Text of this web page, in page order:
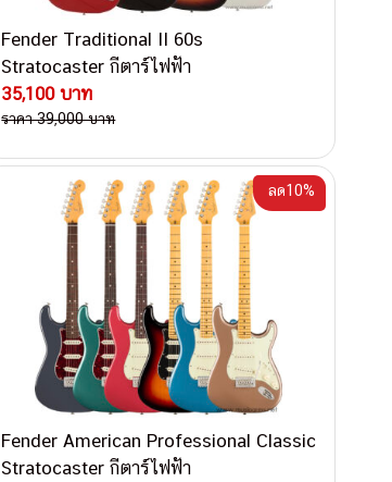
Fender Traditional II 60s
Stratocaster กีตาร์ไฟฟ้า
35,100 บาท
ราคา 39,000 บาท
Fender American Professional Classic
Stratocaster กีตาร์ไฟฟ้า
ลด10%